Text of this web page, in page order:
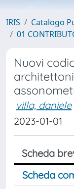
IRIS
Catalogo
01
Nuovi
villa, daniele
2023-01-01
Scheda
Scheda